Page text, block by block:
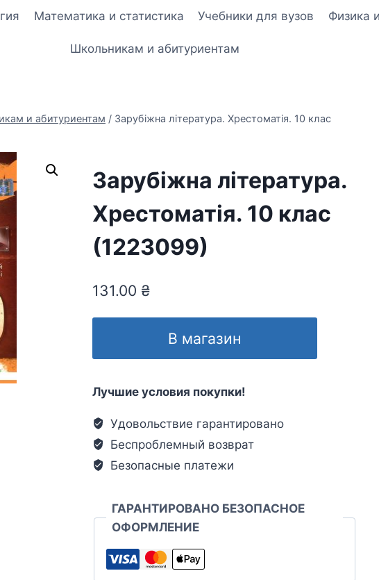
Математика и статистика Учебники для вузов Физика
Школьникам и абитуриентам
и абитуриентам / Зарубіжна література. Хрестоматія. 10 клас
Зарубіжна література.
Хрестоматія. 10 клас
(1223099)
131.00 ₴
В магазин
Лучшие условия покупки!
Удовольствие гарантировано
Беспроблемный возврат
Безопасные платежи
ГАРАНТИРОВАНО БЕЗОПАСНОЕ
ОФОРМЛЕНИЕ